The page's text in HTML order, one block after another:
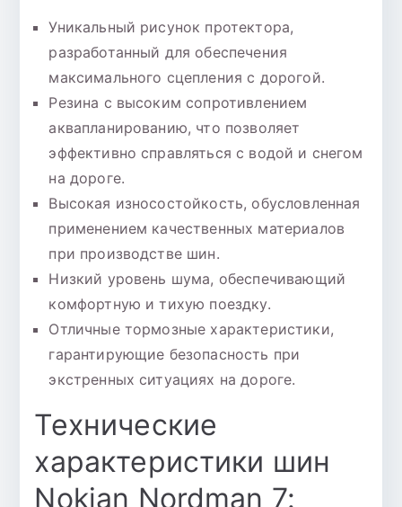
Уникальный рисунок протектора,
разработанный для обеспечения
максимального сцепления с дорогой.
Резина с высоким сопротивлением
аквапланированию, что позволяет
эффективно справляться с водой и снегом
на дороге.
Высокая износостойкость, обусловленная
применением качественных материалов
при производстве шин.
Низкий уровень шума, обеспечивающий
комфортную и тихую поездку.
Отличные тормозные характеристики,
гарантирующие безопасность при
экстренных ситуациях на дороге.
Технические
характеристики шин
Nokian Nordman 7: